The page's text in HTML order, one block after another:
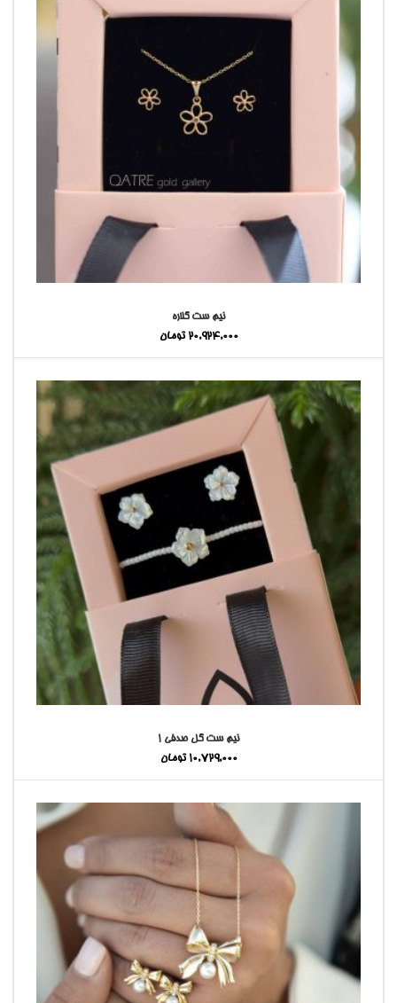
نیم ست گلاره
20,924,000 تومان
نیم ست گل صدفی 1
10,729,000 تومان